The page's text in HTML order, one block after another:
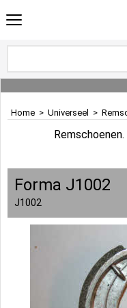
Home > Universeel >
Remschoenen.
Forma J1002
J1002